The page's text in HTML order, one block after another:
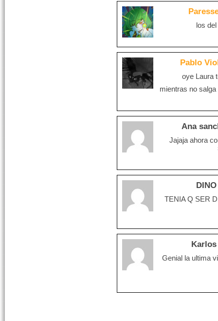
los
Pablo
oye Laura
mientras no
Ana
Jajaja ahora
DINO
TENIA Q SER
Karlos
Genial la ultima